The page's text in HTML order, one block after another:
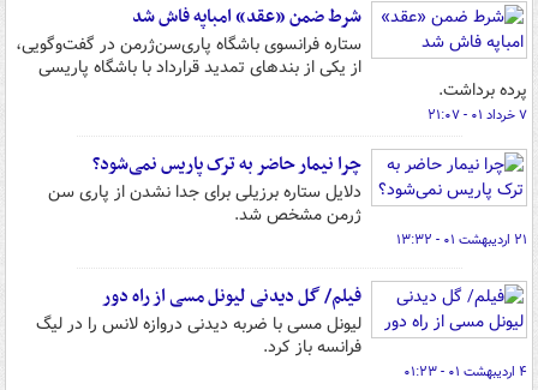
شرط ضمن «عقد» امباپه فاش شد
ستاره فرانسوی باشگاه پاری‌سن‌ژرمن در گفت‌وگویی،
از یکی از بندهای تمدید قرارداد با باشگاه پاریسی
پرده برداشت.
۷ خرداد ۰۱ - ۲۱:۰۷
چرا نیمار حاضر به ترک پاریس نمی‌شود؟
دلایل ستاره برزیلی برای جدا نشدن از پاری سن
ژرمن مشخص شد.
۲۱ اردیبهشت ۰۱ - ۱۳:۳۲
فیلم/ گل دیدنی لیونل مسی از راه دور
لیونل مسی با ضربه دیدنی دروازه لانس را در لیگ
فرانسه باز کرد.
۴ اردیبهشت ۰۱ - ۰۱:۲۳